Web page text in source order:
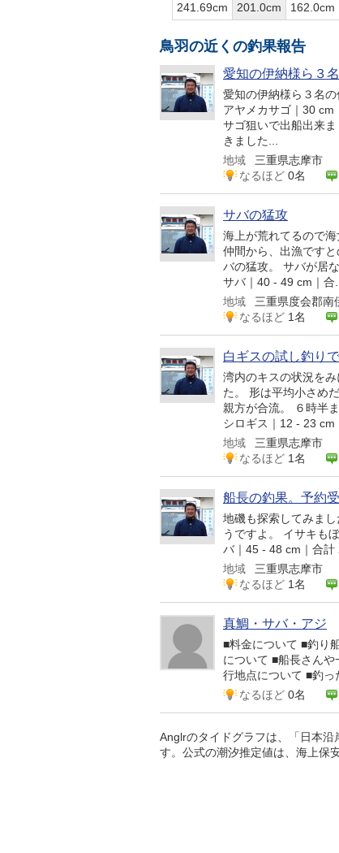
241.69cm
201.0cm 162.0cm
鳥羽の近くの釣果報告
愛知の伊納様ら３
愛知の伊納様ら３名
アヤメカサゴ｜30 cm
サゴ狙いで出船出来
きました...
地域
三重県志摩市
なるほど 0名
サバの猛攻
海上が荒れてるので
仲間から、出漁です
バの猛攻。 サバが居
サバ｜40 - 49 cm｜合...
地域
三重県度会郡南
なるほど 1名
白ギスの試し釣り
湾内のキスの状況を
た。 形は平均小さめ
親方が合流。 ６時半
シロギス｜12 - 23 cm
地域
三重県志摩市
なるほど 1名
船長の釣果。予約受
地磯も探索してみま
うですよ。 イサキも
バ｜45 - 48 cm｜合計
地域
三重県志摩市
なるほど 1名
真鯛・サバ・アジ
■料金について ■釣り
について ■船長さん
行地点について ■釣っ
なるほど 0名
Anglrのタイドグラフは、「日本
す。公式の潮汐推定値は、海上保